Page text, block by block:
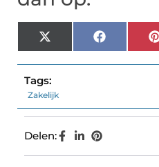
X
(Twitter)
Facebook
Tags:
Zakelijk
Delen: